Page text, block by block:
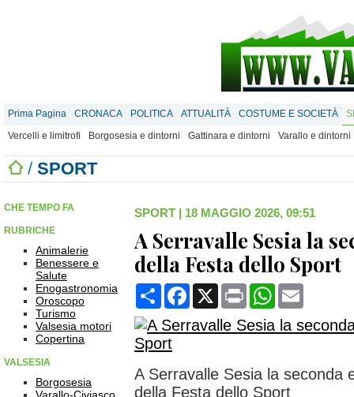
Prima Pagina CRONACA POLITICA ATTUALITÀ COSTUME E SOCIETÀ
Vercelli e limitrofi
Borgosesia e dintorni Gattinara e dintorni Varallo e dintorni
/ SPORT
CHE TEMPO FA
RUBRICHE
Animalerie
Benessere e
Salute
Enogastronomia
Oroscopo
Turismo
Valsesia motori
Copertina
VALSESIA
Borgosesia
SPORT | 18 MAGGIO 2026, 09:51
A Serravalle Sesia la
della Festa dello Sport
CondividiFacebook
X Print WhatsApp
A Serravalle Sesia la seconda
della Festa dello Sport